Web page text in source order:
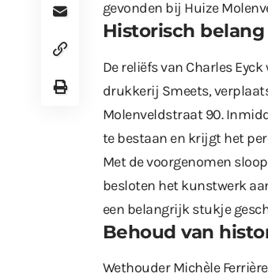
gevonden bij Huize
Historisch belang
De reliëfs van Charles
drukkerij Smeets,
Molenveldstraat 90.
te bestaan en krijgt het
Met de voorgenomen
besloten het kunstwerk
een belangrijk stukje
Behoud van
Wethouder Michèle